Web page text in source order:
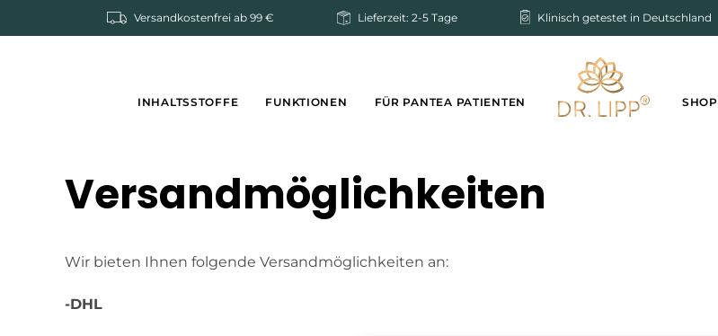
Versandkostenfrei ab 99 € Lieferzeit: 2-5 Tage Klinisch getestet in Deutschland
INHALTSSTOFFE FUNKTIONEN FÜR PANTEA PATIENTEN SHOP
Versandmöglichkeiten
Wir bieten Ihnen folgende Versandmöglichkeiten an:
-DHL